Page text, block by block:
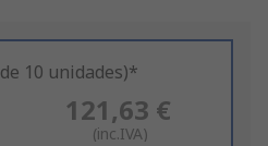
10 unidades)*
121,63 €
(inc.IVA)